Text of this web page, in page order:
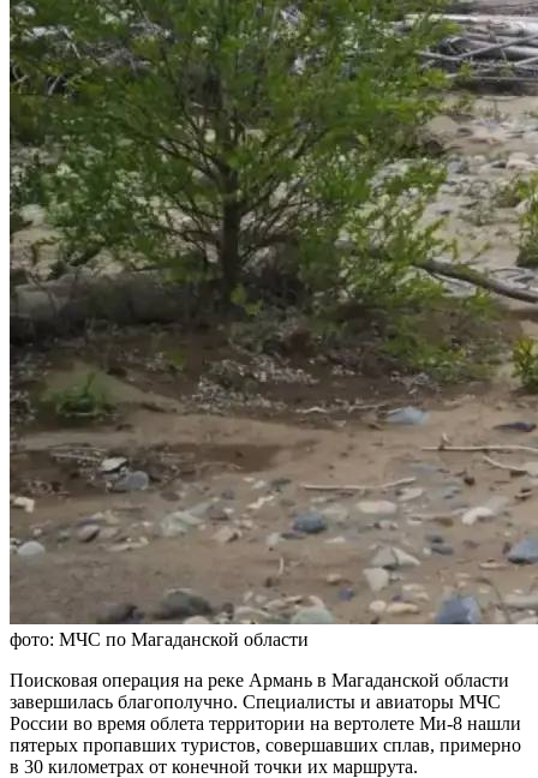
фото: МЧС по Магаданской области
Поисковая операция на реке Армань в Магаданской области
завершилась благополучно. Специалисты и авиаторы МЧС
России во время облета территории на вертолете Ми-8 нашли
пятерых пропавших туристов, совершавших сплав, примерно
в 30 километрах от конечной точки их маршрута.